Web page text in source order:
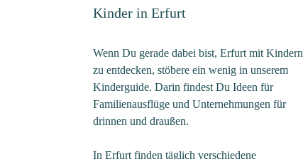
Kinder in Erfurt
Wenn Du gerade dabei bist, Erfurt mit Kindern
zu entdecken, stöbere ein wenig in unserem
Kinderguide. Darin findest Du Ideen für
Familienausflüge und Unternehmungen für
drinnen und draußen.
In Erfurt finden täglich verschiedene